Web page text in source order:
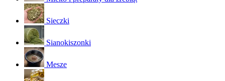
Sieczki
Sianokiszonki
Mesze